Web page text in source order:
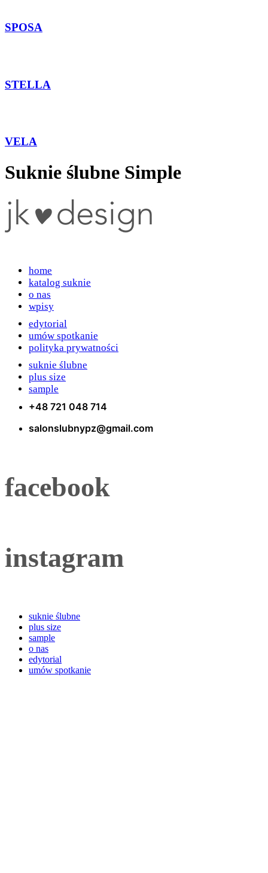
SPOSA
STELLA
VELA
Suknie ślubne Simple
home
katalog suknie
o nas
wpisy
edytorial
umów spotkanie
polityka prywatności
suknie ślubne
plus size
sample
+48 721 048 714
salonslubnypz@gmail.com
facebook
instagram
suknie ślubne
plus size
sample
o nas
edytorial
umów spotkanie